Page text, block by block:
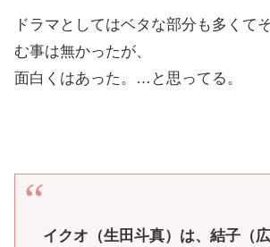
ドラマとしてはベタな部分も多くて
む事は無かったが、
面白くはあった。…と思ってる。
イクオ（生田斗真）は、結子（